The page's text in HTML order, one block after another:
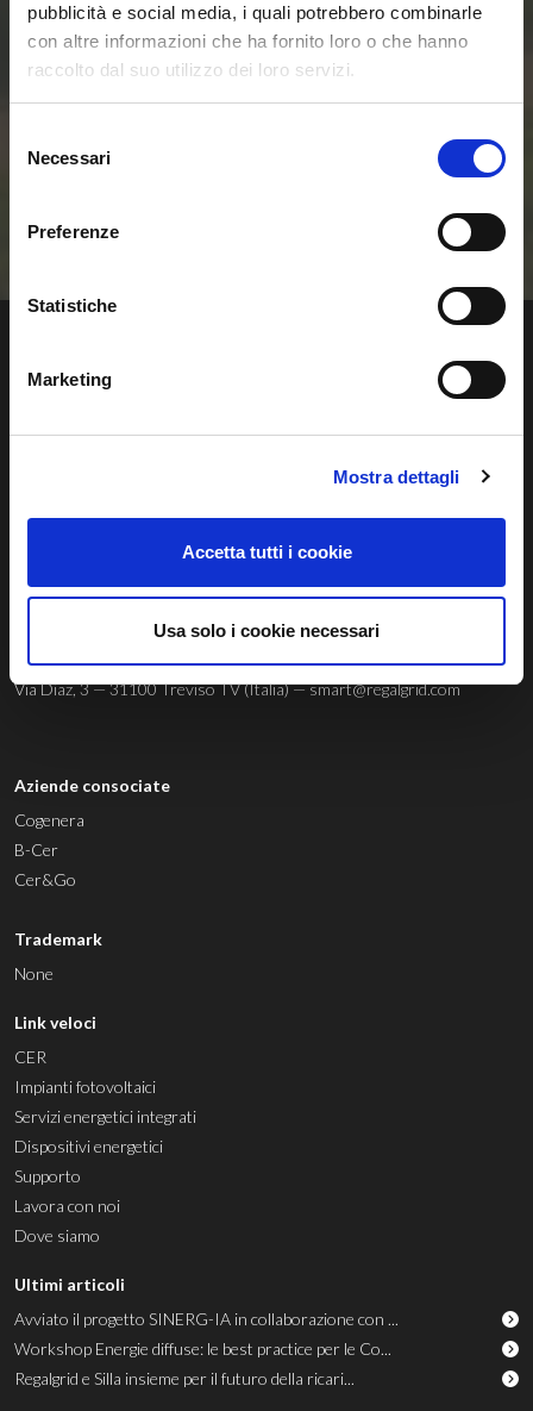
pubblicità e social media, i quali potrebbero combinarle
con altre informazioni che ha fornito loro o che hanno
raccolto dal suo utilizzo dei loro servizi.
delNecessari
Preferenze
Statistiche
Marketing
Mostra dettagli
Accetta tutti i cookie
Usa solo i cookie necessari
delle Comunità
Energetiche
Rinnovabili
Contattaci
Regalgrid Europe Srl
con lo scopo di sviluppare un sistema sostenibile, avanzato e
innovativo di gestione dell’energia rinnovabile.
© 04803580267 |Privacy Policy|Cookie Policy|Whistleblowing
Via Diaz, 3 — 31100 Treviso TV (Italia) —smart@regalgrid.com
Aziende consociate
Cogenera
B-Cer
Cer&Go
Trademark
None
Link veloci
CER
Impianti fotovoltaici
Servizi energetici integrati
Dispositivi energetici
Supporto
Lavora con noi
Dove siamo
Ultimi articoli
Avviato il progetto SINERG-IA in collaborazione con ...
Workshop Energie diffuse: le best practice per le Co...
Regalgrid e Silla insieme per il futuro della ricari...